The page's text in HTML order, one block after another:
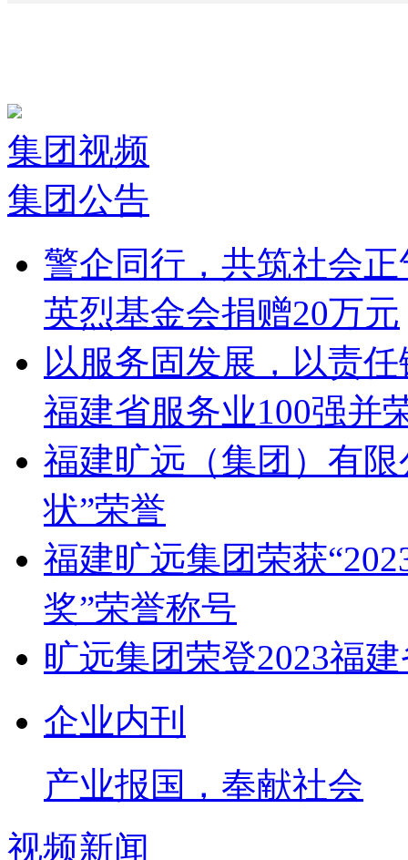
集团视频
集团公告
警企同行，共筑社会
英烈基金会捐赠20万元
以服务固发展，以责
福建省服务业100强并
福建旷远（集团）有
状”荣誉
福建旷远集团荣获
奖”荣誉称号
旷远集团荣登2023福
企业内刊
产业报国，奉献社会
视频新闻